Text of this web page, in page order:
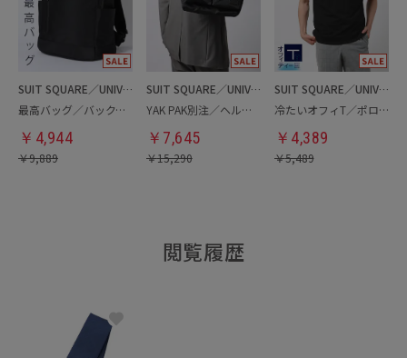
SUIT SQUARE／UNIVERSAL LANGUAGE
最高バッグ／バックパック
￥ 4,944
￥9,889
SUIT SQUARE／UNIVERSAL LANGUAGE
YAK PAK別注／ヘルメットバッグ
￥ 7,645
￥15,290
SUIT SQUARE／UNIVERSAL LANGUAGE
冷たいオフィT／ポロシャツ
￥ 4,389
￥5,489
閲覧履歴